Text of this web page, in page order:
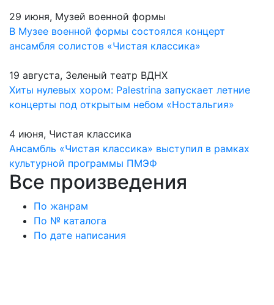
29 июня, Музей военной формы
В Музее военной формы состоялся концерт
ансамбля солистов «Чистая классика»
19 августа, Зеленый театр ВДНХ
Хиты нулевых хором: Palestrina запускает летние
концерты под открытым небом «Ностальгия»
4 июня, Чистая классика
Ансамбль «Чистая классика» выступил в рамках
культурной программы ПМЭФ
Все произведения
По жанрам
По № каталога
По дате написания